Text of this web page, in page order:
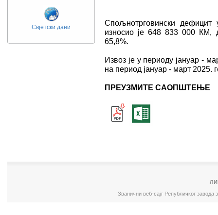
Свјетски дани
Спољнотрговински
износио је 648 833 000 КМ,
65,8%.
Извоз је у периоду јануар -
на период јануар - март 2025.
ПРЕУЗМИТЕ САОПШТЕЊЕ
Званични веб-сајт Републичког